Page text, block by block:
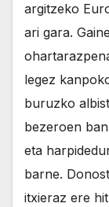
argitzeko
ari gara.
legez
buruzko
bezeroen
eta
barne.
itxieraz ere